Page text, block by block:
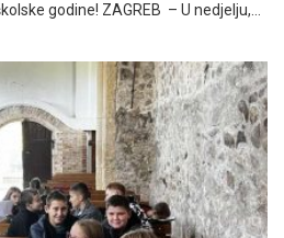
godine! ZAGREB – U nedjelju,…